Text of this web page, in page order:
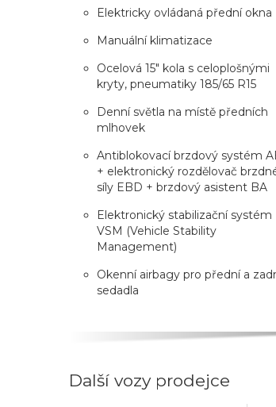
Elektricky ovládaná přední okna
Manuální klimatizace
Ocelová 15" kola s celoplošnými
kryty, pneumatiky 185/65 R15
Denní světla na místě předních
mlhovek
Antiblokovací brzdový systém
+ elektronický rozdělovač
síly EBD + brzdový asistent BA
Elektronický stabilizační systém
VSM (Vehicle Stability
Management)
Okenní airbagy pro přední a
sedadla
Další vozy prodejce